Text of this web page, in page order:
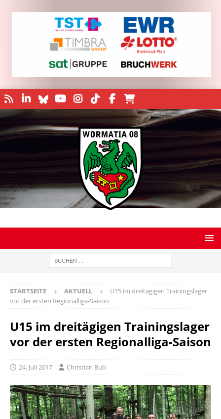
STARTSEITE AKTUELL
U15 im dreitägigen Trainingslager
vor der ersten Regionalliga-Saison
U15 im dreitägigen Trainingslager
vor der ersten Regionalliga-Saison
24. Juli 2017 Christian Bub